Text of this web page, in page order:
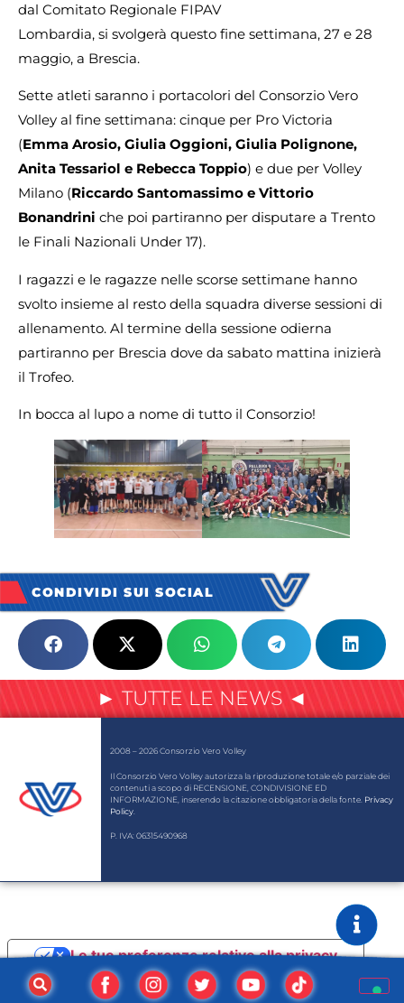
dal Comitato Regionale FIPAV
Lombardia, si svolgerà questo fine settimana, 27 e 28
maggio, a Brescia.
Sette atleti saranno i portacolori del Consorzio Vero
Volley al fine settimana: cinque per Pro Victoria
(Emma Arosio, Giulia Oggioni, Giulia Polignone,
Anita Tessariol e Rebecca Toppio) e due per Volley
Milano (Riccardo Santomassimo e Vittorio
Bonandrini che poi partiranno per disputare a Trento
le Finali Nazionali Under 17).
I ragazzi e le ragazze nelle scorse settimane hanno
svolto insieme al resto della squadra diverse sessioni di
allenamento. Al termine della sessione odierna
partiranno per Brescia dove da sabato mattina inizierà
il Trofeo.
In bocca al lupo a nome di tutto il Consorzio!
CONDIVIDI SUI SOCIAL
► TUTTE LE NEWS ◄
2008 – 2026 Consorzio Vero Volley
Il Consorzio Vero Volley autorizza la riproduzione totale e/o parziale dei
contenuti a scopo di RECENSIONE, CONDIVISIONE ED
INFORMAZIONE, inserendo la citazione obbligatoria della fonte. Privacy
Policy
P. IVA: 06315490968
Informativa sulla raccolta
Le tue preferenze relative alla privacy